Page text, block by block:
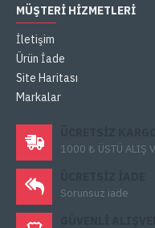
MÜŞTERI HIZMETLERI
İletişim
Ürün İade
Site Haritası
Markalar
1000 ₺ ÜSTÜ ALIŞ
Sorunsuz iade